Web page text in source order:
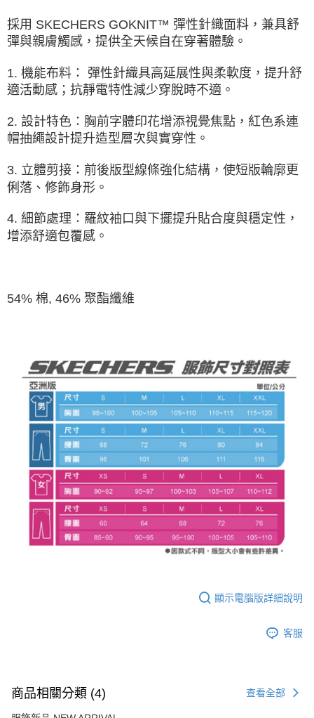
採用 SKECHERS GOKNIT™ 彈性針織面料，兼具舒
彈與親膚觸感，提供全天候自在穿著體驗。
1. 機能布料： 彈性針織具高延展性與柔軟度，提升舒
適活動感；抗靜電特性減少穿脫時不適。
2. 設計特色：胸前字體印花增添視覺焦點，紅色系連
帽抽繩設計提升造型層次與實穿性。
3. 立體剪接：前後版型線條強化結構，使短版輪廓更
俐落、修飾身形。
4. 細節處理：羅紋袖口與下擺提升貼合度與穩定性，
增添舒適包覆感。
54% 棉, 46% 聚酯纖維
顯示電腦版詳細說明
客服
商品相關分類 (4) 查看全部